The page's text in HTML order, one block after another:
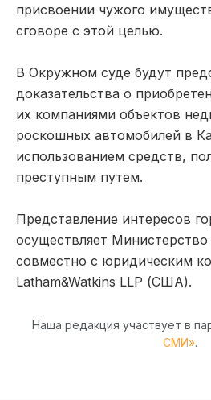
присвоении чужого
сговоре с этой целью.
В Окружном суде будут
доказательства о
их компаниями объектов
роскошных автомобилей в
использованием средств,
преступным путем.
Представление интересов
осуществляет
совместно с юридическим
Latham&Watkins LLP (США).
Наша редакция участвует в
СМИ».